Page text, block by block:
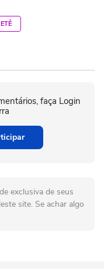
faça Login
exclusiva de seus
site. Se achar algo